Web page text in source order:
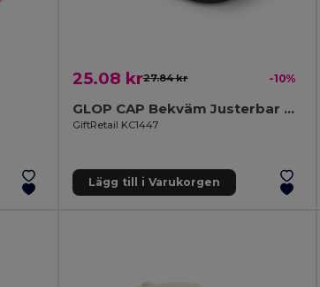
25.08 kr27.84 kr -10%
GLOP CAP Bekväm Justerbar Baseballkeps i Bomullstwill
GiftRetail KC1447
Lägg till i Varukorgen